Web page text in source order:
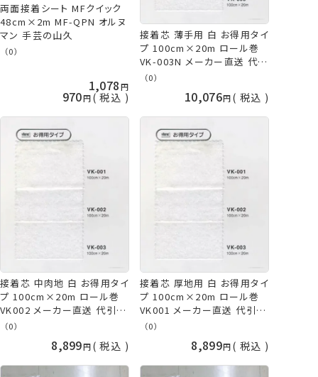
両面接着シート MFクイック
48cm×2m MF-QPN オルヌ
マン 手芸の山久
（0）
1,078
970 税込
接着芯 薄手用 白 お得用タイ
プ 100cm×20m ロール巻
VK-003N メーカー直送 代引
不可 日時指定不可 オルヌマ
（0）
10,076 税込
接着芯 中肉地 白 お得用タイ
プ 100cm×20m ロール巻
VK002 メーカー直送 代引不
可 日時指定不可 オルヌマン
（0）
8,899 税込
接着芯 厚地用 白 お得用タイ
プ 100cm×20m ロール巻
VK001 メーカー直送 代引不
可 日時指定不可 オルヌマン
（0）
8,899 税込